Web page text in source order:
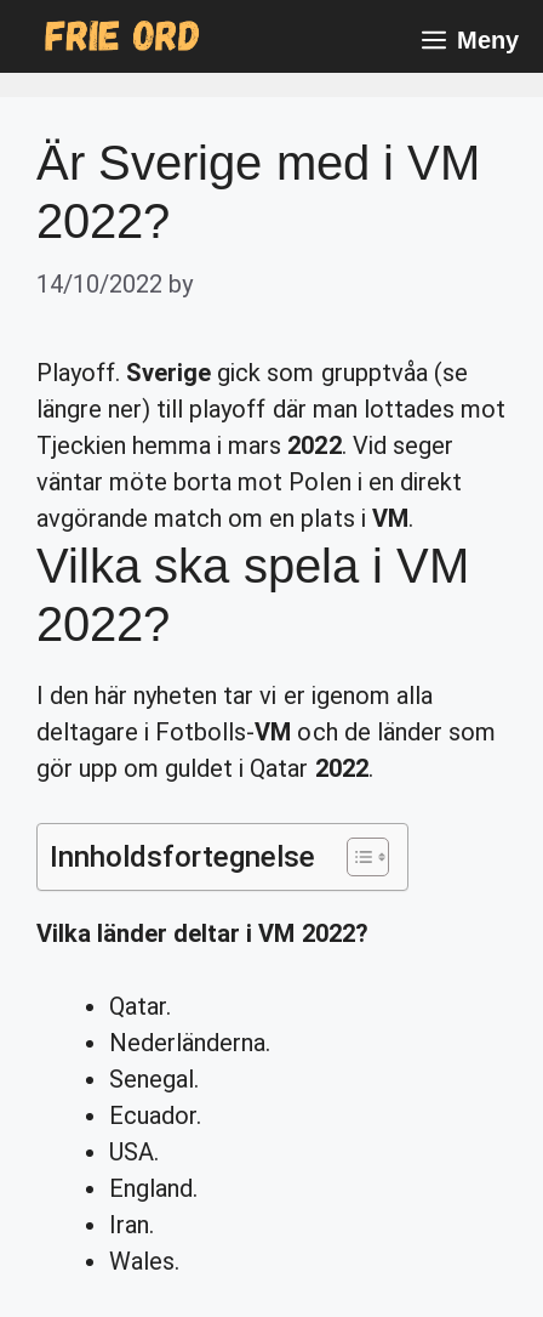
Meny
Är Sverige med i VM
2022?
14/10/2022 by
Playoff. Sverige gick som grupptvåa (se
längre ner) till playoff där man lottades mot
Tjeckien hemma i mars 2022. Vid seger
väntar möte borta mot Polen i en direkt
avgörande match om en plats i VM.
Vilka ska spela i VM
2022?
I den här nyheten tar vi er igenom alla
deltagare i Fotbolls-VM och de länder som
gör upp om guldet i Qatar 2022.
Innholdsfortegnelse
Vilka länder deltar iVM 2022?
Qatar.
Nederländerna.
Senegal.
Ecuador.
USA.
England.
Iran.
Wales.